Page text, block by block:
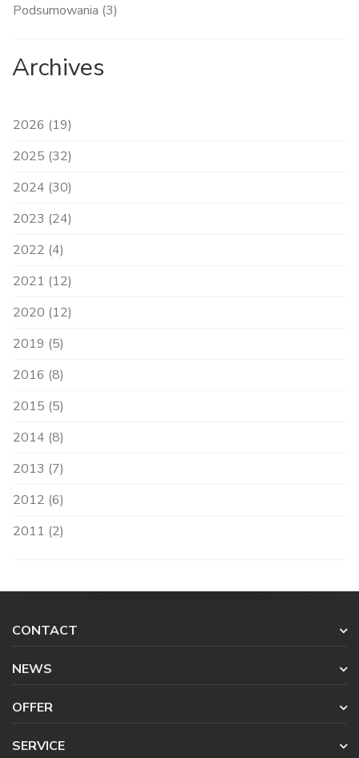
Podsumowania (3)
Archives
2026 (19)
2025 (32)
2024 (30)
2023 (24)
2022 (4)
2021 (12)
2020 (12)
2019 (5)
2016 (8)
2015 (5)
2014 (8)
2013 (7)
2012 (6)
2011 (2)
CONTACT
NEWS
OFFER
SERVICE